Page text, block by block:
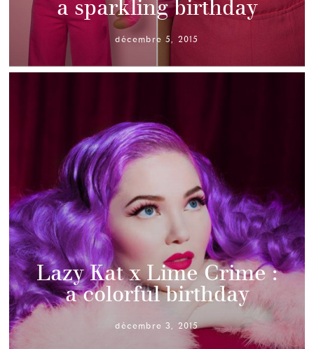
a sparkling birthday
décembre 5, 2015
Lazy Kat x Lime Crime :
a colorful birthday
décembre 3, 2015